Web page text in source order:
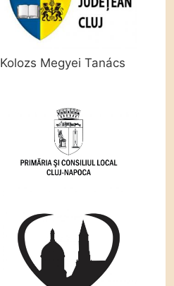
Kolozs Megyei Tanács